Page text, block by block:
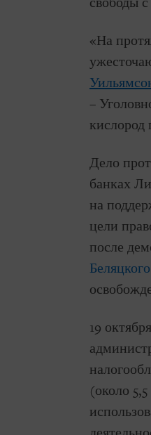
«На
–
кислород
Дело
банках
на
цели
после
19
(около